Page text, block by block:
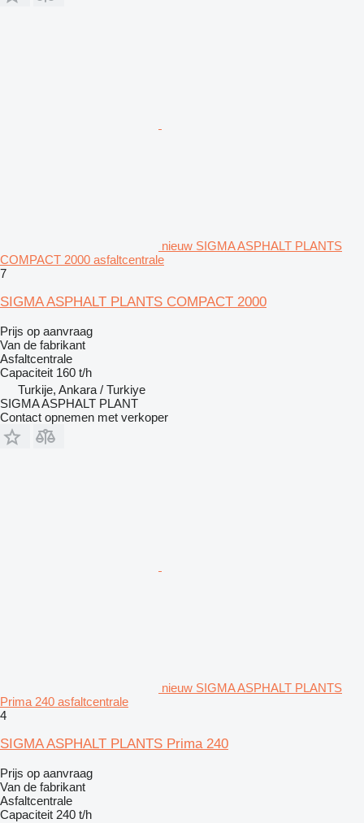
nieuw SIGMA ASPHALT PLANTS
COMPACT 2000 asfaltcentrale
7
SIGMA ASPHALT PLANTS COMPACT 2000
Prijs op aanvraag
Van de fabrikant
Asfaltcentrale
Capaciteit 160 t/h
Turkije, Ankara / Turkiye
SIGMA ASPHALT PLANT
Contact opnemen met verkoper
nieuw SIGMA ASPHALT PLANTS
Prima 240 asfaltcentrale
4
SIGMA ASPHALT PLANTS Prima 240
Prijs op aanvraag
Van de fabrikant
Asfaltcentrale
Capaciteit 240 t/h